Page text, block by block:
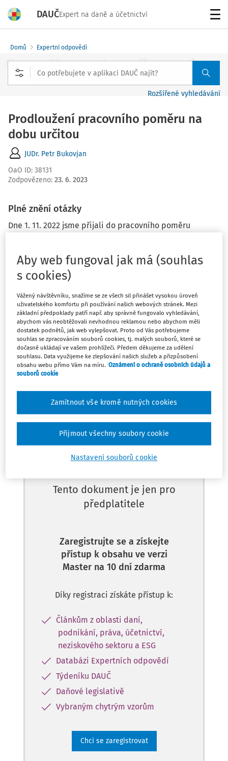
DAUČExpert na daně a účetnictví
Domů Expertní odpovědi
Rozšířené vyhledávání
Prodloužení pracovního poměru na
dobu určitou
JUDr. Petr Bukovjan
OaO ID: 38131
Zodpovězeno: 23. 6. 2023
Plné znění otázky
Dne 1. 11. 2022 jsme přijali do pracovního poměru
Původní uklízečka A dne 16. 4. 2023 ukončila pracovní
neschopnost a 17. 4. nastoupila na MD. Uklízečka B
přijatá na zástup je stále v pracovní neschopnosti. Měli
jsme s ní ukončit pracovní poměr 16. 4., tzn. v době, kdy
původní uklízečka A ukončila pracovní neschopnot.
Pokud ano, a my jsme tak doposud neučinili, jak máme
postupovat dále?
Odpověď
Máte předplatné? Přihlaste se
Tento dokument je jen pro
předplatitele
Zaregistrujte se a získejte
přístup k obsahu ve verzi
Master na 10 dní zdarma
Díky registraci získáte přístup k:
Článkům z oblasti daní,
podnikání, práva, účetnictví,
neziskového sektoru a ESG
Databázi Expertních odpovědí
Týdeníku DAUČ
Daňové legislativě
Vybraným chytrým vzorům
Chci se zaregistrovat
Aby web fungoval jak má (souhlas
s cookies)
Vážený návštěvníku, snažíme se ze všech sil přinášet vysokou úroveň
uživatelského komfortu při používání našich webových stránek. Mezi
základní předpoklady patří např. aby správně fungovalo vyhledávání,
abychom vás neobtěžovali nevhodnou reklamou nebo abychom měli
dostatek podnětů, jak web vylepšovat. Proto od Vás potřebujeme
souhlas se zpracováním souborů cookies, tj. malých souborů, které se
dočasně ukládají ve vašem prohlížeči. Předem děkujeme za udělení
souhlasu. Data využijeme ke zlepšování našich služeb a přizpůsobení
obsahu webu přímo Vám na míru. Oznámení o ochraně osobních údajů a
souborů cookie
Nastavení souborů cookie
Zamítnout vše kromě nutných cookies
Přijmout všechny soubory cookie